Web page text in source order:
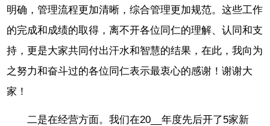
明确，管理流程更加清晰，综合管理更加规范。这些工作
的完成和成绩的取得，离不开各位同仁的理解、认同和支
持，更是大家共同付出汗水和智慧的结果，在此，我向为
之努力和奋斗过的各位同仁表示最衷心的感谢！谢谢大
家！
二是在经营方面。我们在20__年度先后开了5家新